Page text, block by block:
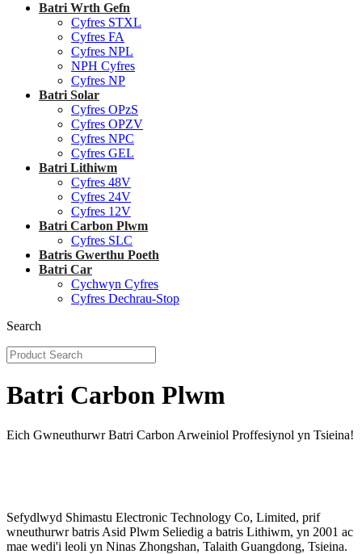
Batri Wrth Gefn
Cyfres STXL
Cyfres FA
Cyfres NPL
NPH Cyfres
Cyfres NP
Batri Solar
Cyfres OPzS
Cyfres OPZV
Cyfres NPC
Cyfres GEL
Batri Lithiwm
Cyfres 48V
Cyfres 24V
Cyfres 12V
Batri Carbon Plwm
Cyfres SLC
Batris Gwerthu Poeth
Batri Car
Cychwyn Cyfres
Cyfres Dechrau-Stop
Search
Batri Carbon Plwm
Eich Gwneuthurwr Batri Carbon Arweiniol Proffesiynol yn Tsieina!
Sefydlwyd Shimastu Electronic Technology Co, Limited, prif
wneuthurwr batris Asid Plwm Seliedig a batris Lithiwm, yn 2001 ac
mae wedi'i leoli yn Ninas Zhongshan, Talaith Guangdong, Tsieina.